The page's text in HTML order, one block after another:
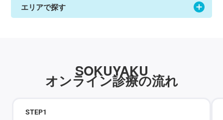
エリアで探す
SOKUYAKU
オンライン診療の流れ
STEP1